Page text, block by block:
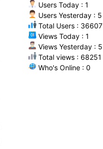
Users Today : 1
Users Yesterday : 5
Total Users : 36607
Views Today : 1
Views Yesterday : 5
Total views : 68251
Who's Online : 0